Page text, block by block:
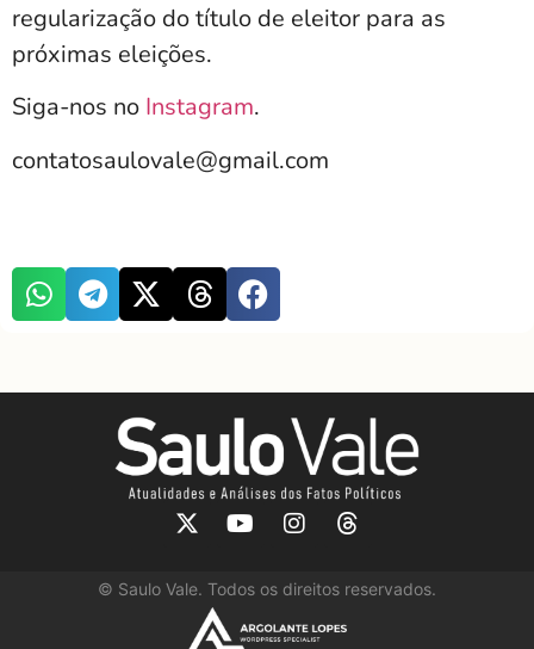
regularização do título de eleitor para as
próximas eleições.
Siga-nos no Instagram.
contatosaulovale@gmail.com
© Saulo Vale. Todos os direitos reservados.